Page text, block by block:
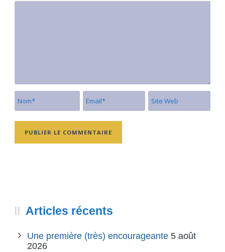
Articles récents
Une première (très) encourageante 5 août
2026